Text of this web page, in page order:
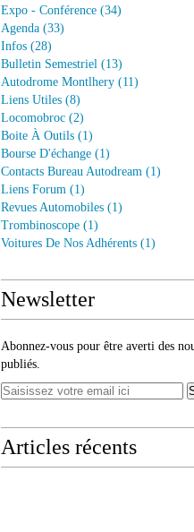
Expo - Conférence (34)
Agenda (33)
Infos (28)
Bulletin Semestriel (13)
Autodrome Montlhery (11)
Liens Utiles (8)
Locomobroc (2)
Boite À Outils (1)
Bourse D'échange (1)
Contacts Bureau Autodream (1)
Liens Forum (1)
Revues Automobiles (1)
Trombinoscope (1)
Voitures De Nos Adhérents (1)
Newsletter
Abonnez-vous pour être averti des
publiés.
Articles récents